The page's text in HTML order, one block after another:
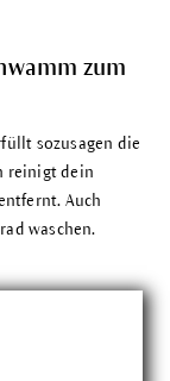
zum
sozusagen die
reinigt dein
Auch
waschen.